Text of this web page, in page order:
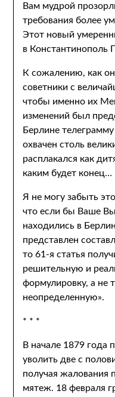
Вам мудрой
требования более
Этот новый
в Константинополь
К сожалению, как
советники с
чтобы именно их
изменений был
Берлине
охвачен столь
расплакался как
каким будет конец…
Я не могу забыть
что если бы Ваше
находились в
представлен
то 61-я статья
решительную и
формулировку, а не
неопределенную».
* * *
В начале 1879 года
уволить две с
получая жалования
мятеж. 18 февраля